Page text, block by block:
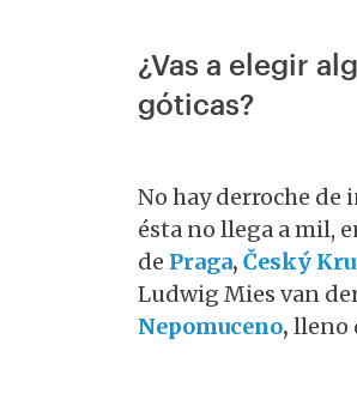
¿Vas a elegir
góticas?
No hay derroche
ésta no llega a mil,
de Praga, Český
Ludwig Mies van
Nepomuceno, lleno